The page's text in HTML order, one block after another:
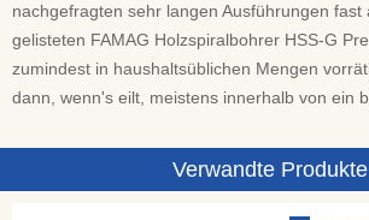
nachgefragten sehr langen Ausführungen fast
gelisteten FAMAG Holzspiralbohrer HSS-G
zumindest in haushaltsüblichen Mengen
dann, wenn's eilt, meistens innerhalb von ein
Verwandte Produkte